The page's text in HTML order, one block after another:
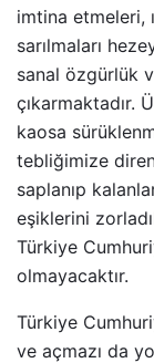
imtina etmeleri,
sarılmaları
sanal özgürlük
çıkarmaktadır.
kaosa
tebliğimize
saplanıp
eşiklerini
Türkiye
olmayacaktır.
Türkiye
ve açmazı da